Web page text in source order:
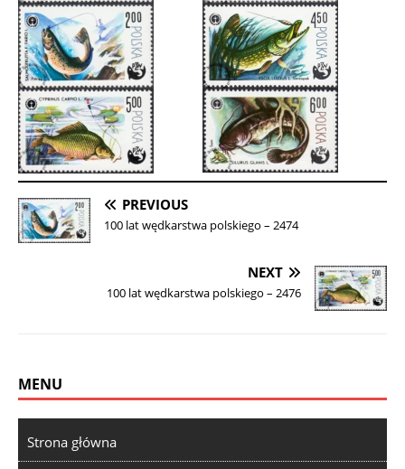
PREVIOUS
100 lat wędkarstwa polskiego – 2474
NEXT
100 lat wędkarstwa polskiego – 2476
MENU
Strona główna